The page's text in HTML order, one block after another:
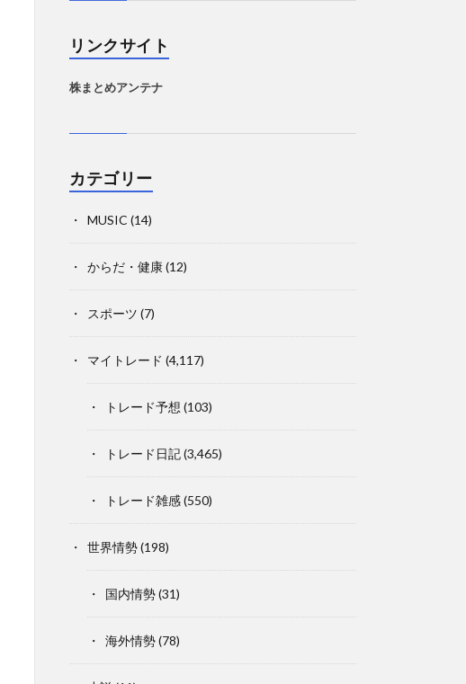
リンクサイト
株まとめアンテナ
カテゴリー
MUSIC (14)
からだ・健康(12)
スポーツ (7)
マイトレード (4,117)
トレード予想 (103)
トレード日記(3,465)
トレード雑感(550)
世界情勢(198)
国内情勢(31)
海外情勢(78)